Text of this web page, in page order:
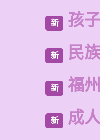
新 孩
新 民
新 福
新 成